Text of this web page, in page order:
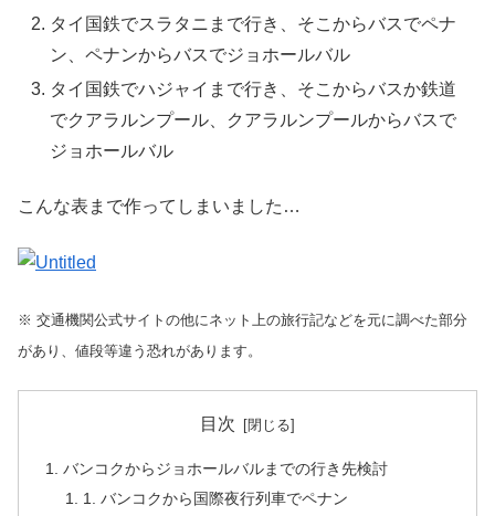
タイ国鉄でスラタニまで行き、そこからバスでペナ
ン、ペナンからバスでジョホールバル
タイ国鉄でハジャイまで行き、そこからバスか鉄道
でクアラルンプール、クアラルンプールからバスで
ジョホールバル
こんな表まで作ってしまいました…
※ 交通機関公式サイトの他にネット上の旅行記などを元に調べた部分
があり、値段等違う恐れがあります。
目次
バンコクからジョホールバルまでの行き先検討
1. バンコクから国際夜行列車でペナン